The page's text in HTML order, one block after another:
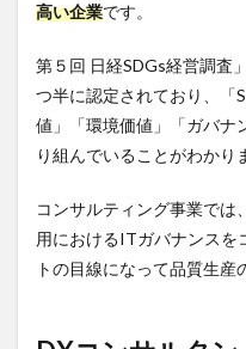
高い企業です。
第５回 日経SDGs経営調査
つ半に認定されており、「
値」「環境価値」「ガバナ
り組んでいることがわかり
コンサルティング事業では
用におけるITガバナンスを
トの目線になって品質生産